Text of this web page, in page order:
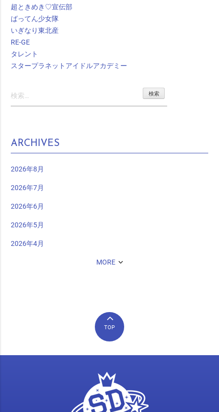
超ときめき♡宣伝部
ばってん少女隊
いぎなり東北産
RE-GE
タレント
スタープラネットアイドルアカデミー
索:
ARCHIVES
2026年8月
2026年7月
2026年6月
2026年5月
2026年4月
MORE
TOP